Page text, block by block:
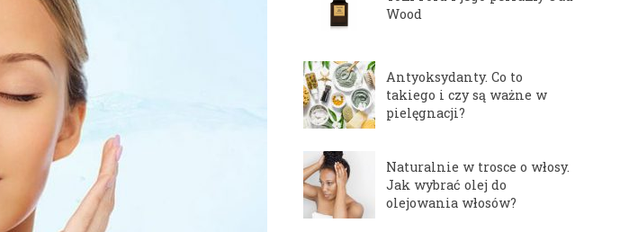
Wood
Antyoksydanty. Co to
takiego i czy są ważne w
pielęgnacji?
Naturalnie w trosce o włosy.
Jak wybrać olej do
olejowania włosów?